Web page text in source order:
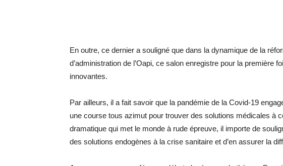
En outre, ce dernier a souligné que dans la dynamique de la
d’administration de l’Oapi, ce salon enregistre pour la première
innovantes.
Par ailleurs, il a fait savoir que la pandémie de la Covid-19
une course tous azimut pour trouver des solutions médicales à
dramatique qui met le monde à rude épreuve, il importe de
des solutions endogènes à la crise sanitaire et d’en assurer la